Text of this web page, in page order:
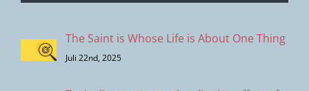
The Saint is Whose Life is About One Thing
Juli 22nd, 2025